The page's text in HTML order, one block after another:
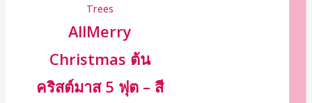
Trees
AllMerry
Christmas ต้น
คริสต์มาส 5 ฟุต – สี